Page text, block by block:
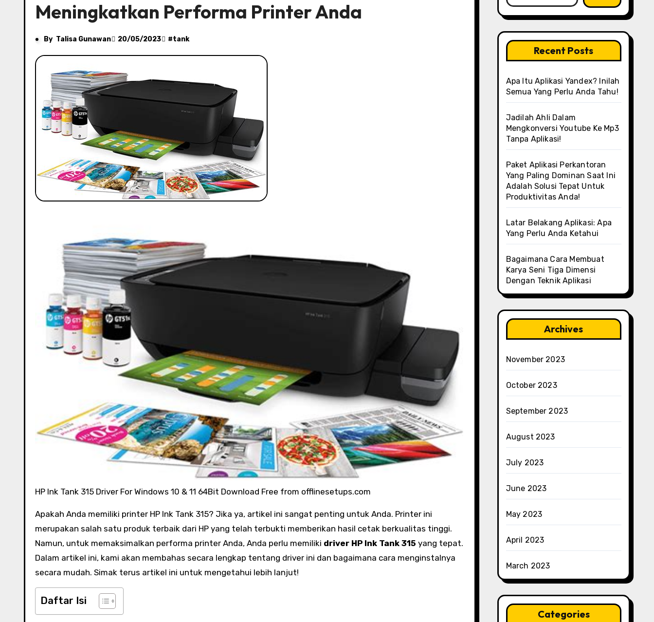
Meningkatkan Performa Printer Anda
By Talisa Gunawan 20/05/2023 #tank
HP Ink Tank 315 Driver For Windows 10 & 11 64Bit Download Free from offlinesetups.com
Apakah Anda memiliki printer HP Ink Tank 315? Jika ya, artikel ini sangat penting untuk Anda. Printer ini
merupakan salah satu produk terbaik dari HP yang telah terbukti memberikan hasil cetak berkualitas tinggi.
Namun, untuk memaksimalkan performa printer Anda, Anda perlu memiliki driver HP Ink Tank 315 yang tepat.
Dalam artikel ini, kami akan membahas secara lengkap tentang driver ini dan bagaimana cara menginstalnya
secara mudah. Simak terus artikel ini untuk mengetahui lebih lanjut!
Daftar Isi
Recent Posts
Apa Itu Aplikasi Yandex? Inilah
Semua Yang Perlu Anda Tahu!
Jadilah Ahli Dalam
Mengkonversi Youtube Ke Mp3
Tanpa Aplikasi!
Paket Aplikasi Perkantoran
Yang Paling Dominan Saat Ini
Adalah Solusi Tepat Untuk
Produktivitas Anda!
Latar Belakang Aplikasi: Apa
Yang Perlu Anda Ketahui
Bagaimana Cara Membuat
Karya Seni Tiga Dimensi
Dengan Teknik Aplikasi
Archives
November 2023
October 2023
September 2023
August 2023
July 2023
June 2023
May 2023
April 2023
March 2023
Categories